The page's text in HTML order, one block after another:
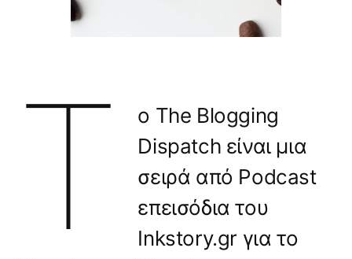
Τ
ο The Blogging
Dispatch είναι μια
σειρά από Podcast
επεισόδια του
Inkstory.gr για το